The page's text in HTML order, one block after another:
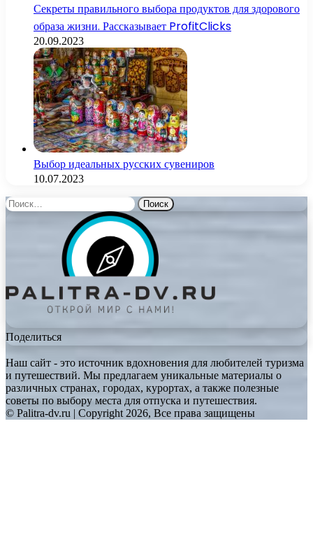
Секреты правильного выбора продуктов для здорового
образа жизни. Рассказывает ProfitClicks
20.09.2023
Выбор идеальных русских сувениров
10.07.2023
Найти:
Поделиться
Наш сайт - это источник вдохновения для любителей туризма
и путешествий. Мы предлагаем уникальные материалы о
различных странах, городах, курортах, а также полезные
советы по выбору места для отпуска и путешествия.
© Palitra-dv.ru | Copyright 2026, Все права защищены